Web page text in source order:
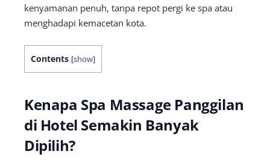
kenyamanan penuh, tanpa repot pergi ke spa atau
menghadapi kemacetan kota.
Contents [show]
Kenapa Spa Massage Panggilan
di Hotel Semakin Banyak
Dipilih?